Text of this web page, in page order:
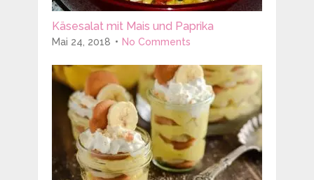
Käsesalat mit Mais und Paprika
Mai 24, 2018 No Comments